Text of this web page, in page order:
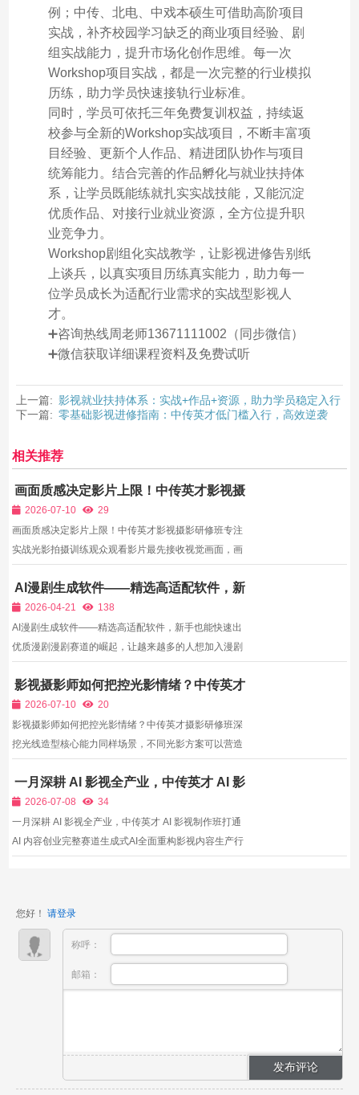
例；中传、北电、中戏本硕生可借助高阶项目
实战，补齐校园学习缺乏的商业项目经验、剧
组实战能力，提升市场化创作思维。每一次
Workshop项目实战，都是一次完整的行业模拟
历练，助力学员快速接轨行业标准。
同时，学员可依托三年免费复训权益，持续返
校参与全新的Workshop实战项目，不断丰富项
目经验、更新个人作品、精进团队协作与项目
统筹能力。结合完善的作品孵化与就业扶持体
系，让学员既能练就扎实实战技能，又能沉淀
优质作品、对接行业就业资源，全方位提升职
业竞争力。
Workshop剧组化实战教学，让影视进修告别纸
上谈兵，以真实项目历练真实能力，助力每一
位学员成长为适配行业需求的实战型影视人
才。
➕咨询热线周老师13671111002（同步微信）
➕微信获取详细课程资料及免费试听
上一篇: 影视就业扶持体系：实战+作品+资源，助力学员稳定入行
下一篇: 零基础影视进修指南：中传英才低门槛入行，高效逆袭
相关推荐
画面质感决定影片上限！中传英才影视摄
影研修班专注实战光影拍摄训练
2026-07-10
29
画面质感决定影片上限！中传英才影视摄影研修班专注
实战光影拍摄训练观众观看影片最先接收视觉画面，画
摄像从业者只会基础开关机、自动参数拍摄，不懂得运
用光影塑造情绪，镜头语言单调，很难满足商业短片、
广告、...
AI漫剧生成软件——精选高适配软件，新
手也能快速出优质漫剧
2026-04-21
138
AI漫剧生成软件——精选高适配软件，新手也能快速出
优质漫剧漫剧赛道的崛起，让越来越多的人想加入漫剧
设计能力，门槛极高，普通人很难入局。而AI漫剧生成
软件的出现，彻底改变了这一现状——无需手绘、无需
专业功底，...
影视摄影师如何把控光影情绪？中传英才
摄影研修班深挖光线造型核心能力
2026-07-10
20
影视摄影师如何把控光影情绪？中传英才摄影研修班深
挖光线造型核心能力同样场景，不同光影方案可以营造
阴影适合悬疑紧张剧情。很多摄像从业者只会基础正面
补光，不懂得运用光影层次塑造情绪，画面平铺直叙，
缺乏感...
一月深耕 AI 影视全产业，中传英才 AI 影
视制作班打通 AI 内容创业完整赛道
2026-07-08
34
一月深耕 AI 影视全产业，中传英才 AI 影视制作班打通
AI 内容创业完整赛道生成式AI全面重构影视内容生产行
赛...
您好！ 请登录
称呼：
邮箱：